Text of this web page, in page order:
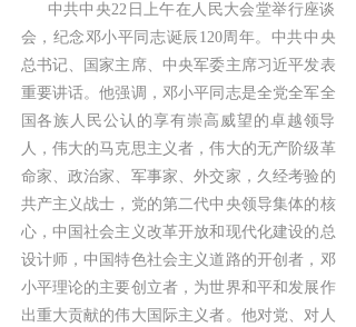
中共中央22日上午在人民大会堂举行座谈
会，纪念邓小平同志诞辰120周年。中共中央
总书记、国家主席、中央军委主席习近平发表
重要讲话。他强调，邓小平同志是全党全军全
国各族人民公认的享有崇高威望的卓越领导
人，伟大的马克思主义者，伟大的无产阶级革
命家、政治家、军事家、外交家，久经考验的
共产主义战士，党的第二代中央领导集体的核
心，中国社会主义改革开放和现代化建设的总
设计师，中国特色社会主义道路的开创者，邓
小平理论的主要创立者，为世界和平和发展作
出重大贡献的伟大国际主义者。他对党、对人